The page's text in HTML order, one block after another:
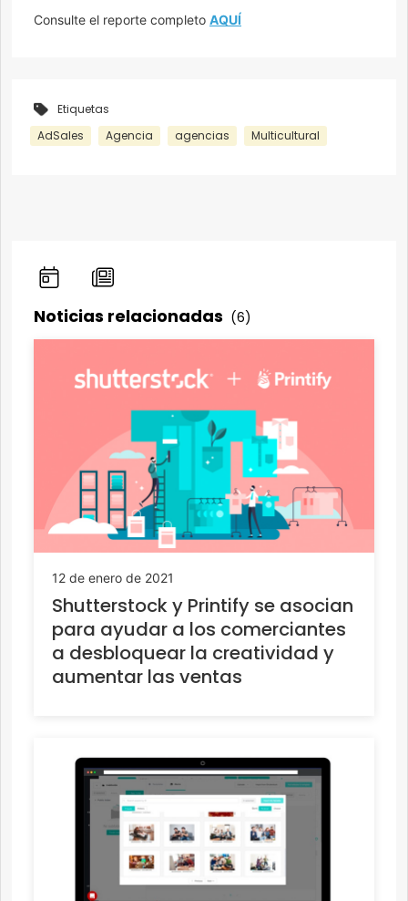
Consulte el reporte completo AQUÍ
Etiquetas
AdSales
Agencia agencias Multicultural
Noticias relacionadas (6)
12 de enero de 2021
Shutterstock y Printify se asocian
para ayudar a los comerciantes
a desbloquear la creatividad y
aumentar las ventas